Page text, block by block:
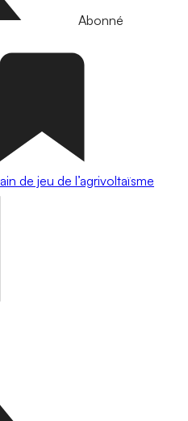
Abonné
de jeu de l’agrivoltaïsme